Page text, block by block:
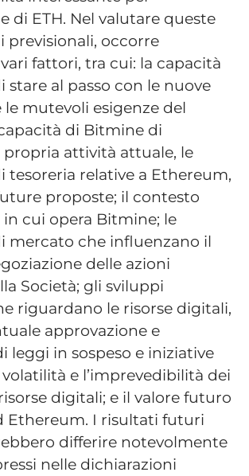
di ETH. Nel valutare queste
previsionali, occorre
fattori, tra cui: la capacità
stare al passo con le nuove
mutevoli esigenze del
di Bitmine di
propria attività attuale, le
tesoreria relative a Ethereum,
proposte; il contesto
cui opera Bitmine; le
mercato che influenzano il
delle azioni
Società; gli sviluppi
riguardano le risorse digitali,
approvazione e
leggi in sospeso e iniziative
volatilità e l’imprevedibilità dei
digitali; e il valore futuro
Ethereum. I risultati futuri
differire notevolmente
nelle dichiarazioni